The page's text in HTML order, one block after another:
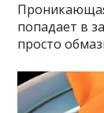
попадает в
просто